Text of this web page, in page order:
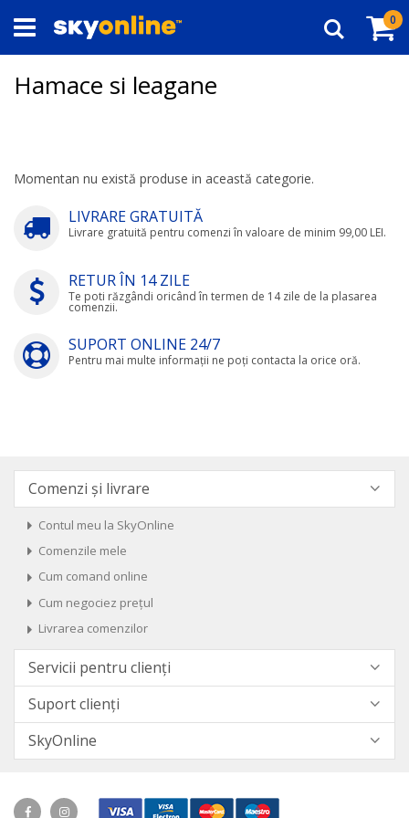
la
Conținut
0
Căutare
Hamace si leagane
Momentan nu există produse in această categorie.
LIVRARE GRATUITĂ
Livrare gratuită pentru comenzi în valoare de minim 99,00 LEI.
RETUR ÎN 14 ZILE
Te poti răzgândi oricând în termen de 14 zile de la plasarea
comenzii.
SUPORT ONLINE 24/7
Pentru mai multe informații ne poți contacta la orice oră.
Comenzi și livrare
Contul meu la SkyOnline
Comenzile mele
Cum comand online
Cum negociez prețul
Livrarea comenzilor
Servicii pentru clienți
Suport clienți
SkyOnline